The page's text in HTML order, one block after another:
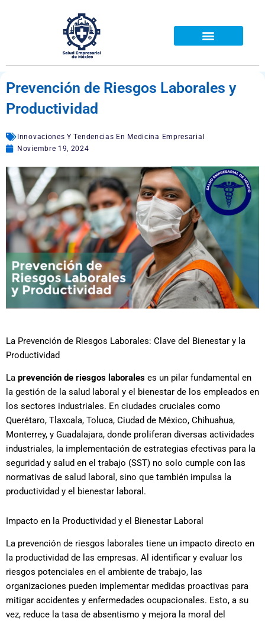
Prevención de Riesgos Laborales y
Productividad
Innovaciones Y Tendencias En Medicina Empresarial
Noviembre 19, 2024
La Prevención de Riesgos Laborales: Clave del Bienestar y la
Productividad
La prevención de riesgos laborales es un pilar fundamental en
la gestión de la salud laboral y el bienestar de los empleados en
los sectores industriales. En ciudades cruciales como
Querétaro, Tlaxcala, Toluca, Ciudad de México, Chihuahua,
Monterrey, y Guadalajara, donde proliferan diversas actividades
industriales, la implementación de estrategias efectivas para la
seguridad y salud en el trabajo (SST) no solo cumple con las
normativas de salud laboral, sino que también impulsa la
productividad y el bienestar laboral.
Impacto en la Productividad y el Bienestar Laboral
La prevención de riesgos laborales tiene un impacto directo en
la productividad de las empresas. Al identificar y evaluar los
riesgos potenciales en el ambiente de trabajo, las
organizaciones pueden implementar medidas proactivas para
mitigar accidentes y enfermedades ocupacionales. Esto, a su
vez, reduce la tasa de absentismo y mejora la moral del